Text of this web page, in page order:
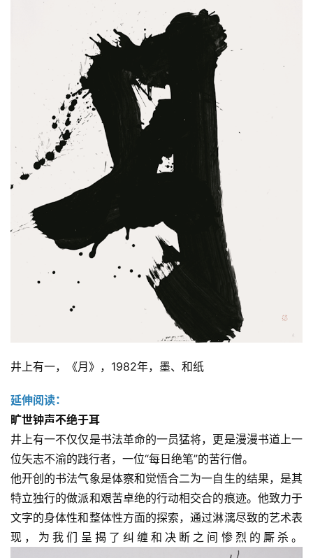
井上有一，《月》，1982年，墨、和纸
延伸阅读：
旷世钟声不绝于耳
井上有一不仅仅是书法革命的一员猛将，更是漫漫书道上一
位矢志不渝的践行者，一位“每日绝笔”的苦行僧。
他开创的书法气象是体察和觉悟合二为一自生的结果，是其
特立独行的做派和艰苦卓绝的行动相交合的痕迹。他致力于
文字的身体性和整体性方面的探索，通过淋漓尽致的艺术表
现，为我们呈揭了纠缠和决断之间惨烈的厮杀。